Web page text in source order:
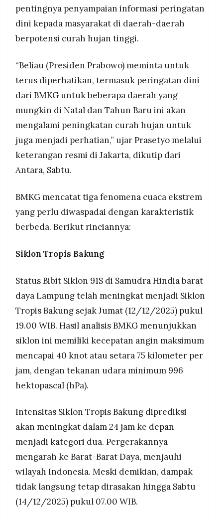
pentingnya penyampaian informasi peringatan
dini kepada masyarakat di daerah-daerah
berpotensi curah hujan tinggi.
“Beliau (Presiden Prabowo) meminta untuk
terus diperhatikan, termasuk peringatan dini
dari BMKG untuk beberapa daerah yang
mungkin di Natal dan Tahun Baru ini akan
mengalami peningkatan curah hujan untuk
juga menjadi perhatian,” ujar Prasetyo melalui
keterangan resmi di Jakarta, dikutip dari
Antara, Sabtu.
BMKG mencatat tiga fenomena cuaca ekstrem
yang perlu diwaspadai dengan karakteristik
berbeda. Berikut rinciannya:
Siklon Tropis Bakung
Status Bibit Siklon 91S di Samudra Hindia barat
daya Lampung telah meningkat menjadi Siklon
Tropis Bakung sejak Jumat (12/12/2025) pukul
19.00 WIB. Hasil analisis BMKG menunjukkan
siklon ini memiliki kecepatan angin maksimum
mencapai 40 knot atau setara 75 kilometer per
jam, dengan tekanan udara minimum 996
hektopascal (hPa).
Intensitas Siklon Tropis Bakung diprediksi
akan meningkat dalam 24 jam ke depan
menjadi kategori dua. Pergerakannya
mengarah ke Barat-Barat Daya, menjauhi
wilayah Indonesia. Meski demikian, dampak
tidak langsung tetap dirasakan hingga Sabtu
(14/12/2025) pukul 07.00 WIB.